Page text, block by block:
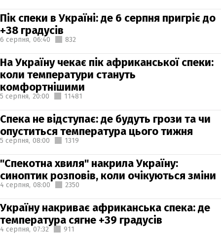
Пік спеки в Україні: де 6 серпня пригріє до
+38 градусів
6 серпня, 06:40 832
На Україну чекає пік африканської спеки:
коли температури стануть
комфортнішими
5 серпня, 20:00 11481
Спека не відступає: де будуть грози та чи
опуститься температура цього тижня
5 серпня, 08:00 1319
"Спекотна хвиля" накрила Україну:
синоптик розповів, коли очікуються зміни
4 серпня, 08:00 2350
Україну накриває африканська спека: де
температура сягне +39 градусів
4 серпня, 07:32 911